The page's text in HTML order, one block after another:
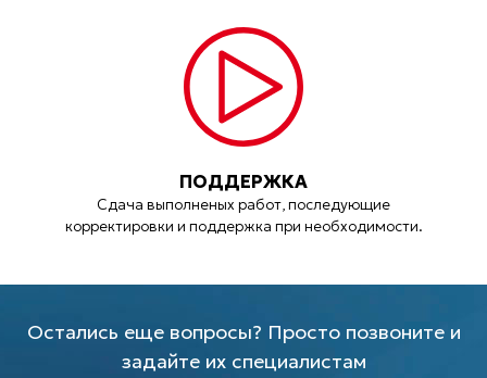
ПОДДЕРЖКА
Сдача выполненых работ, последующие
корректировки и поддержка при необходимости.
Остались еще вопросы? Просто позвоните и
задайте их специалистам